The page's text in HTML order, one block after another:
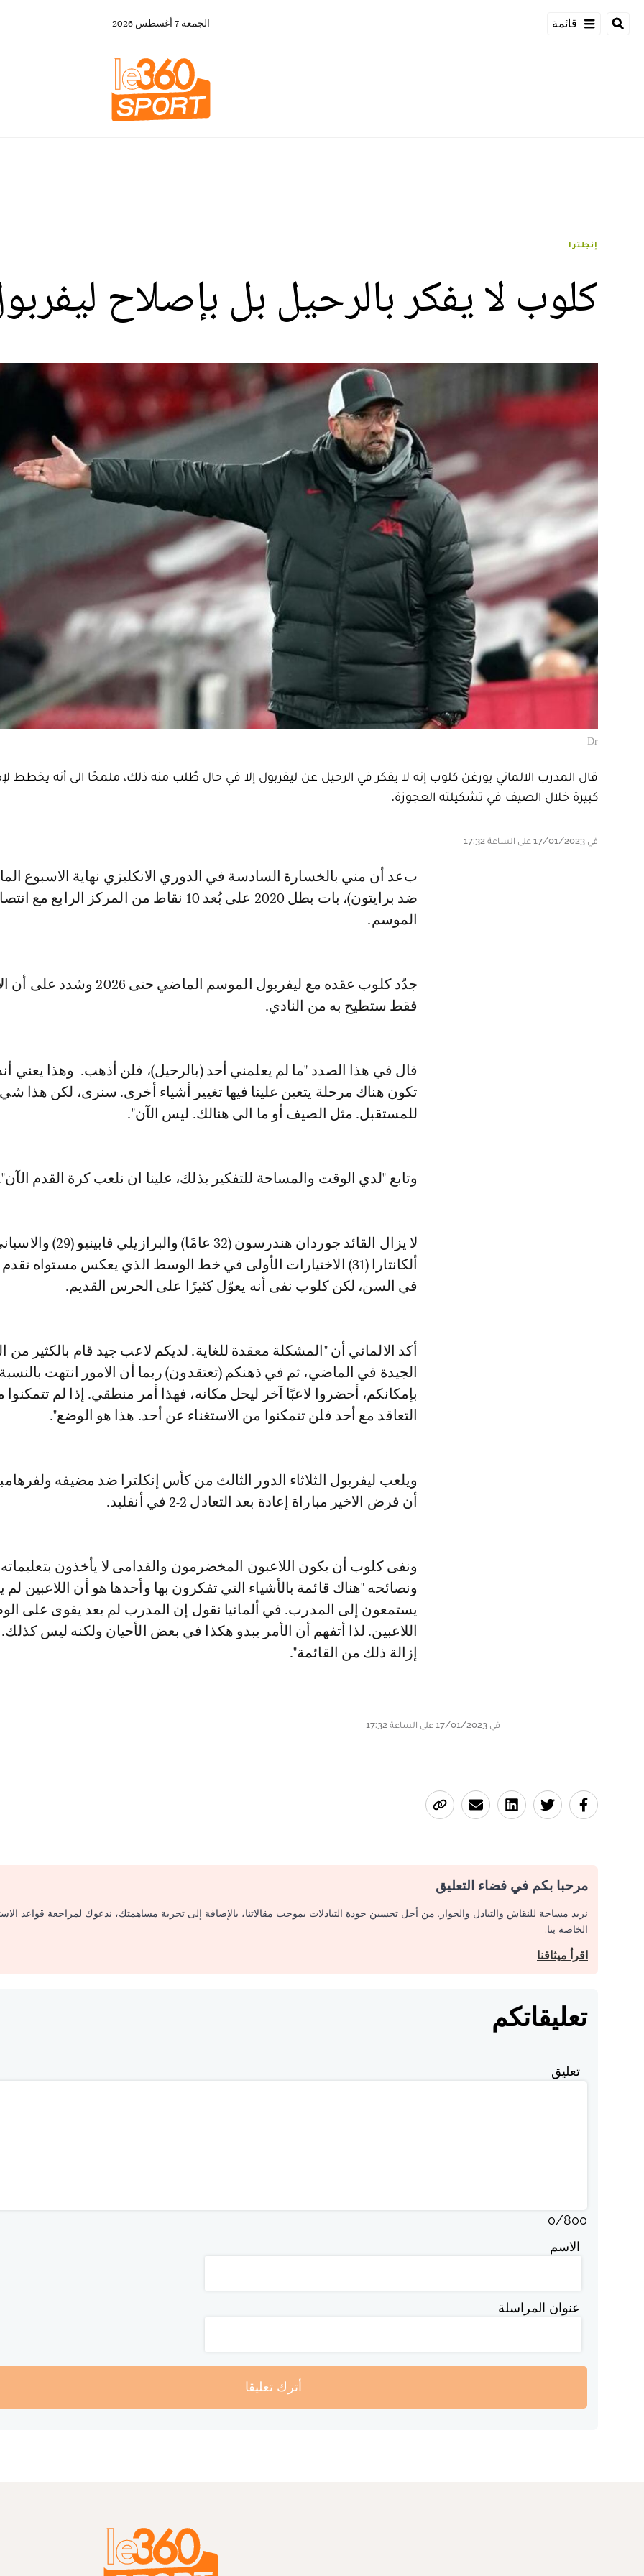
قائمة الجمعة 7 أغسطس 2026
إنجلترا
كلوب لا يفكر بالرحيل بل بإصلاح
Dr
قال المدرب الالماني يورغن كلوب إنه لا يفكر في الرحيل عن ليفربول إلا في حال طٌلب منه ذلك، ملمحًا الى أنه يخطط
كبيرة خلال الصيف في تشكيلته العجوزة.
في 17/01/2023 على الساعة 17:32
بعد أن مني بالخسارة السادسة في الدوري الانكليزي نهاية الاسبوع الماضي (3-0
ضد برايتون)، بات بطل 2020 على بُعد 10 نقاط من المركز الرابع مع
الموسم.
جدّد كلوب عقده مع ليفربول الموسم الماضي حتى 2026
فقط ستطيح به من النادي.
قال في هذا الصدد "ما لم يعلمني أحد (بالرحيل)، فلن أذهب. وهذا يعني
تكون هناك مرحلة يتعين علينا فيها تغيير أشياء أخرى. سنرى، لكن هذا
للمستقبل. مثل الصيف أو ما الى هنالك. ليس الآن".
وتابع "لدي الوقت والمساحة للتفكير بذلك، علينا ان نلعب كرة القدم
لا يزال القائد جوردان هندرسون (32 عامًا)
ألكانتارا (31) الاختيارات الأولى في خط الوسط الذي يعكس مستواه
في السن، لكن كلوب نفى أنه يعوّل كثيرًا على الحرس القديم.
أكد الالماني أن "المشكلة معقدة للغاية. لديكم لاعب جيد قام بالكثير من
الجيدة في الماضي، ثم في ذهنكم (تعتقدون) ربما أن الامور انتهت بالنسبة
بإمكانكم، أحضروا لاعبًا آخر ليحل مكانه، فهذا أمر منطقي. إذا لم تتمكنوا
التعاقد مع أحد فلن تتمكنوا من الاستغناء عن أحد. هذا هو الوضع".
ويلعب ليفربول الثلاثاء الدور الثالث من كأس إنكلترا ضد مضيفه
أن فرض الاخير مباراة إعادة بعد التعادل 2-2 في أنفليد.
ونفى كلوب أن يكون اللاعبون المخضرمون والقدامى لا يأخذون بتعليماته
ونصائحه "هناك قائمة بالأشياء التي تفكرون بها وأحدها هو أن اللاعبين لم
يستمعون إلى المدرب. في ألمانيا نقول إن المدرب لم يعد يقوى على
اللاعبين. لذا أتفهم أن الأمر يبدو هكذا في بعض الأحيان ولكنه ليس
إزالة ذلك من القائمة".
في 17/01/2023 على الساعة 17:32
مرحبا بكم في فضاء التعليق
نريد مساحة للنقاش والتبادل والحوار. من أجل تحسين جودة التبادلات بموجب مقالاتنا، بالإضافة إلى تجربة مساهمتك، ندعوك لمراجعة قواعد
الخاصة بنا.
اقرأ ميثاقنا
تعليقاتكم
تعليق
0/800
الاسم
عنوان المراسلة
أترك تعليقا